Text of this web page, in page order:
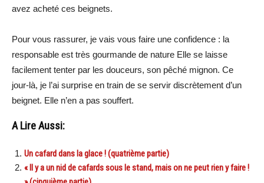
avez acheté ces beignets.
Pour vous rassurer, je vais vous faire une confidence : la
responsable est très gourmande de nature Elle se laisse
facilement tenter par les douceurs, son pêché mignon. Ce
jour-là, je l’ai surprise en train de se servir discrètement d’un
beignet. Elle n’en a pas souffert.
A Lire Aussi:
Un cafard dans la glace ! (quatrième partie)
« Il y a un nid de cafards sous le stand, mais on ne peut rien y faire !